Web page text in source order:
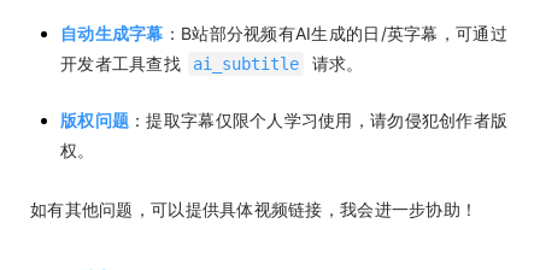
自动生成字幕 ：B站部分视频有AI生成的日/英字幕，可通过
开发者工具查找
ai_subtitle 请求。
版权问题 ：提取字幕仅限个人学习使用，请勿侵犯创作者版
权。
如有其他问题，可以提供具体视频链接，我会进一步协助！